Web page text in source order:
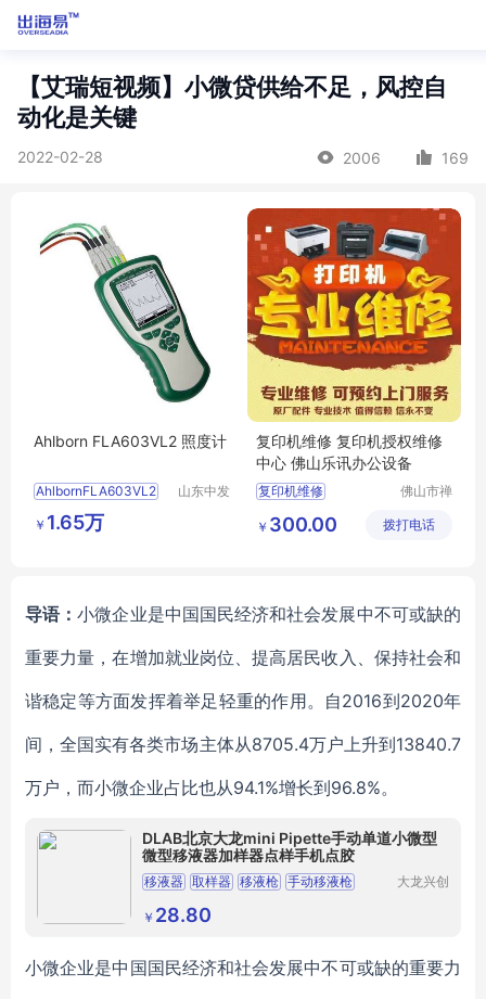
【艾瑞短视频】小微贷供给不足，风控自
动化是关键
2022-02-28 2006 169
Ahlborn FLA603VL2 照度计
AhlbornFLA603VL2
FLA603VL2
山东中发
￥ 1.65万
复印机维修 复印机授权维修
中心 佛山乐讯办公设备
复印机维修
乐讯办公设备
佛山市禅
乐讯办公
￥ 300.00 拨打电话
导语：小微企业是中国国民经济和社会发展中不可或缺的
重要力量，在增加就业岗位、提高居民收入、保持社会和
谐稳定等方面发挥着举足轻重的作用。自2016到2020年
间，全国实有各类市场主体从8705.4万户上升到13840.7
万户，而小微企业占比也从94.1%增长到96.8%。
DLAB北京大龙mini Pipette手动单道小微型
微型移液器加样器点样手机点胶
移液器 取样器 移液枪 手动移液枪
手动移液器
大龙兴创
￥ 28.80
小微企业是中国国民经济和社会发展中不可或缺的重要力